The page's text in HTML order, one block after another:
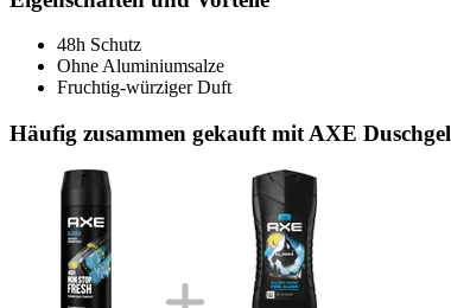
48h Schutz
Ohne Aluminiumsalze
Fruchtig-würziger Duft
Häufig zusammen gekauft mit AXE